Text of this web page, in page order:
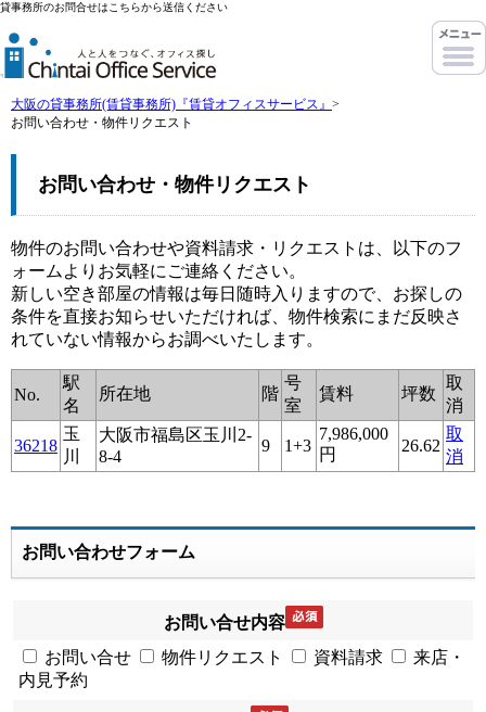
貸事務所のお問合せはこちらから送信ください
大阪の貸事務所(賃貸事務所)『賃貸オフィスサービス』 >
お問い合わせ・物件リクエスト
お問い合わせ・物件リクエスト
物件のお問い合わせや資料請求・リクエストは、以下のフ
ォームよりお気軽にご連絡ください。
新しい空き部屋の情報は毎日随時入りますので、お探しの
条件を直接お知らせいただければ、物件検索にまだ反映さ
れていない情報からお調べいたします。
No.
駅
名
所在地 階
号
室
賃料 坪数
取
消
36218
玉
川
大阪市福島区玉川2-
8-4
9 1+3
7,986,000
円
26.62
取
消
お問い合わせフォーム
お問い合せ内容
お問い合せ
物件リクエスト 資料請求
来店・
内見予約